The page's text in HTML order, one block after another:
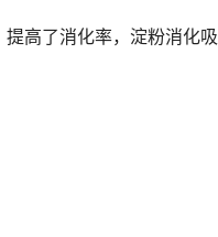
高了消化率，淀粉消化吸